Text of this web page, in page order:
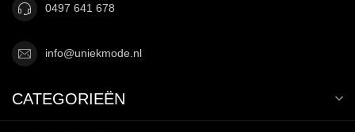
0497 641 678
info@uniekmode.nl
CATEGORIEËN